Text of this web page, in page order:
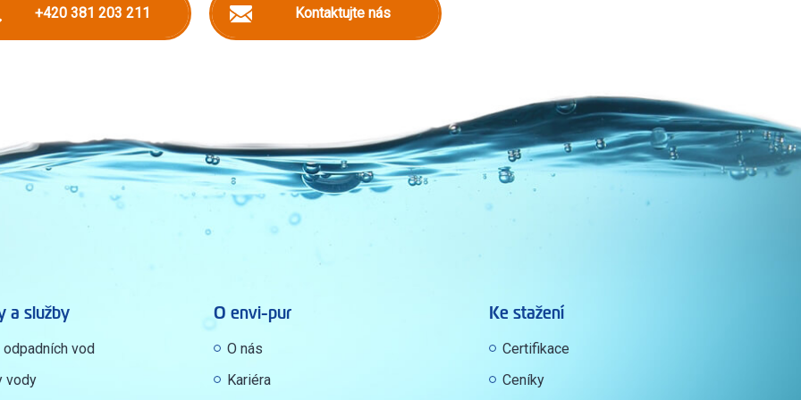
+420 381 203 211 Kontaktujte nás
a služby
vod
vody
O envi-pur
O nás
Kariéra
Ke stažení
Certifikace
Ceníky